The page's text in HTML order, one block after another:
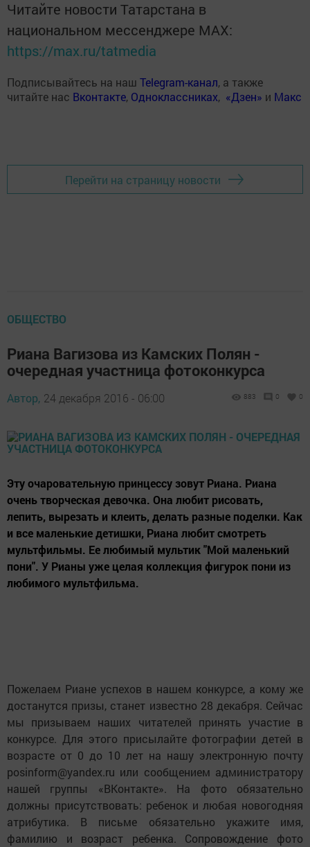
Читайте новости Татарстана в
национальном мессенджере MАХ:
https://max.ru/tatmedia
Подписывайтесь на наш Telegram-канал, а также
читайте нас Вконтакте, Одноклассниках, «Дзен» и Макс
Перейти на страницу новости
ОБЩЕСТВО
Риана Вагизова из Камских Полян -
очередная участница фотоконкурса
Автор, 24 декабря 2016 - 06:00 883 0 0
Эту очаровательную принцессу зовут Риана. Риана
очень творческая девочка. Она любит рисовать,
лепить, вырезать и клеить, делать разные поделки. Как
и все маленькие детишки, Риана любит смотреть
мультфильмы. Ее любимый мультик "Мой маленький
пони". У Рианы уже целая коллекция фигурок пони из
любимого мультфильма.
Пожелаем Риане успехов в нашем конкурсе, а кому же
достанутся призы, станет известно 28 декабря. Сейчас
мы призываем наших читателей принять участие в
конкурсе. Для этого присылайте фотографии детей в
возрасте от 0 до 10 лет на нашу электронную почту
posinform@yandex.ru или сообщением администратору
нашей группы «ВКонтакте». На фото обязательно
должны присутствовать: ребенок и любая новогодняя
атрибутика. В письме обязательно укажите имя,
фамилию и возраст ребенка. Сопровождение фото